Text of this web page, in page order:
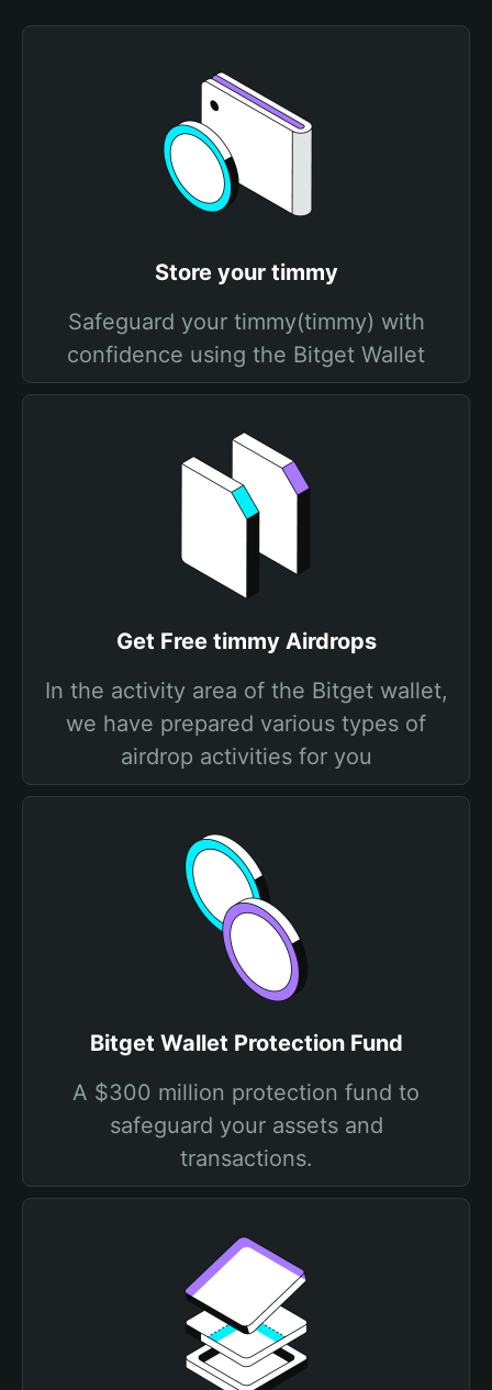
Store your timmy
Safeguard your timmy(timmy) with
confidence using the Bitget Wallet
Get Free timmy Airdrops
In the activity area of the Bitget wallet,
we have prepared various types of
airdrop activities for you
Bitget Wallet Protection Fund
A $300 million protection fund to
safeguard your assets and
transactions.